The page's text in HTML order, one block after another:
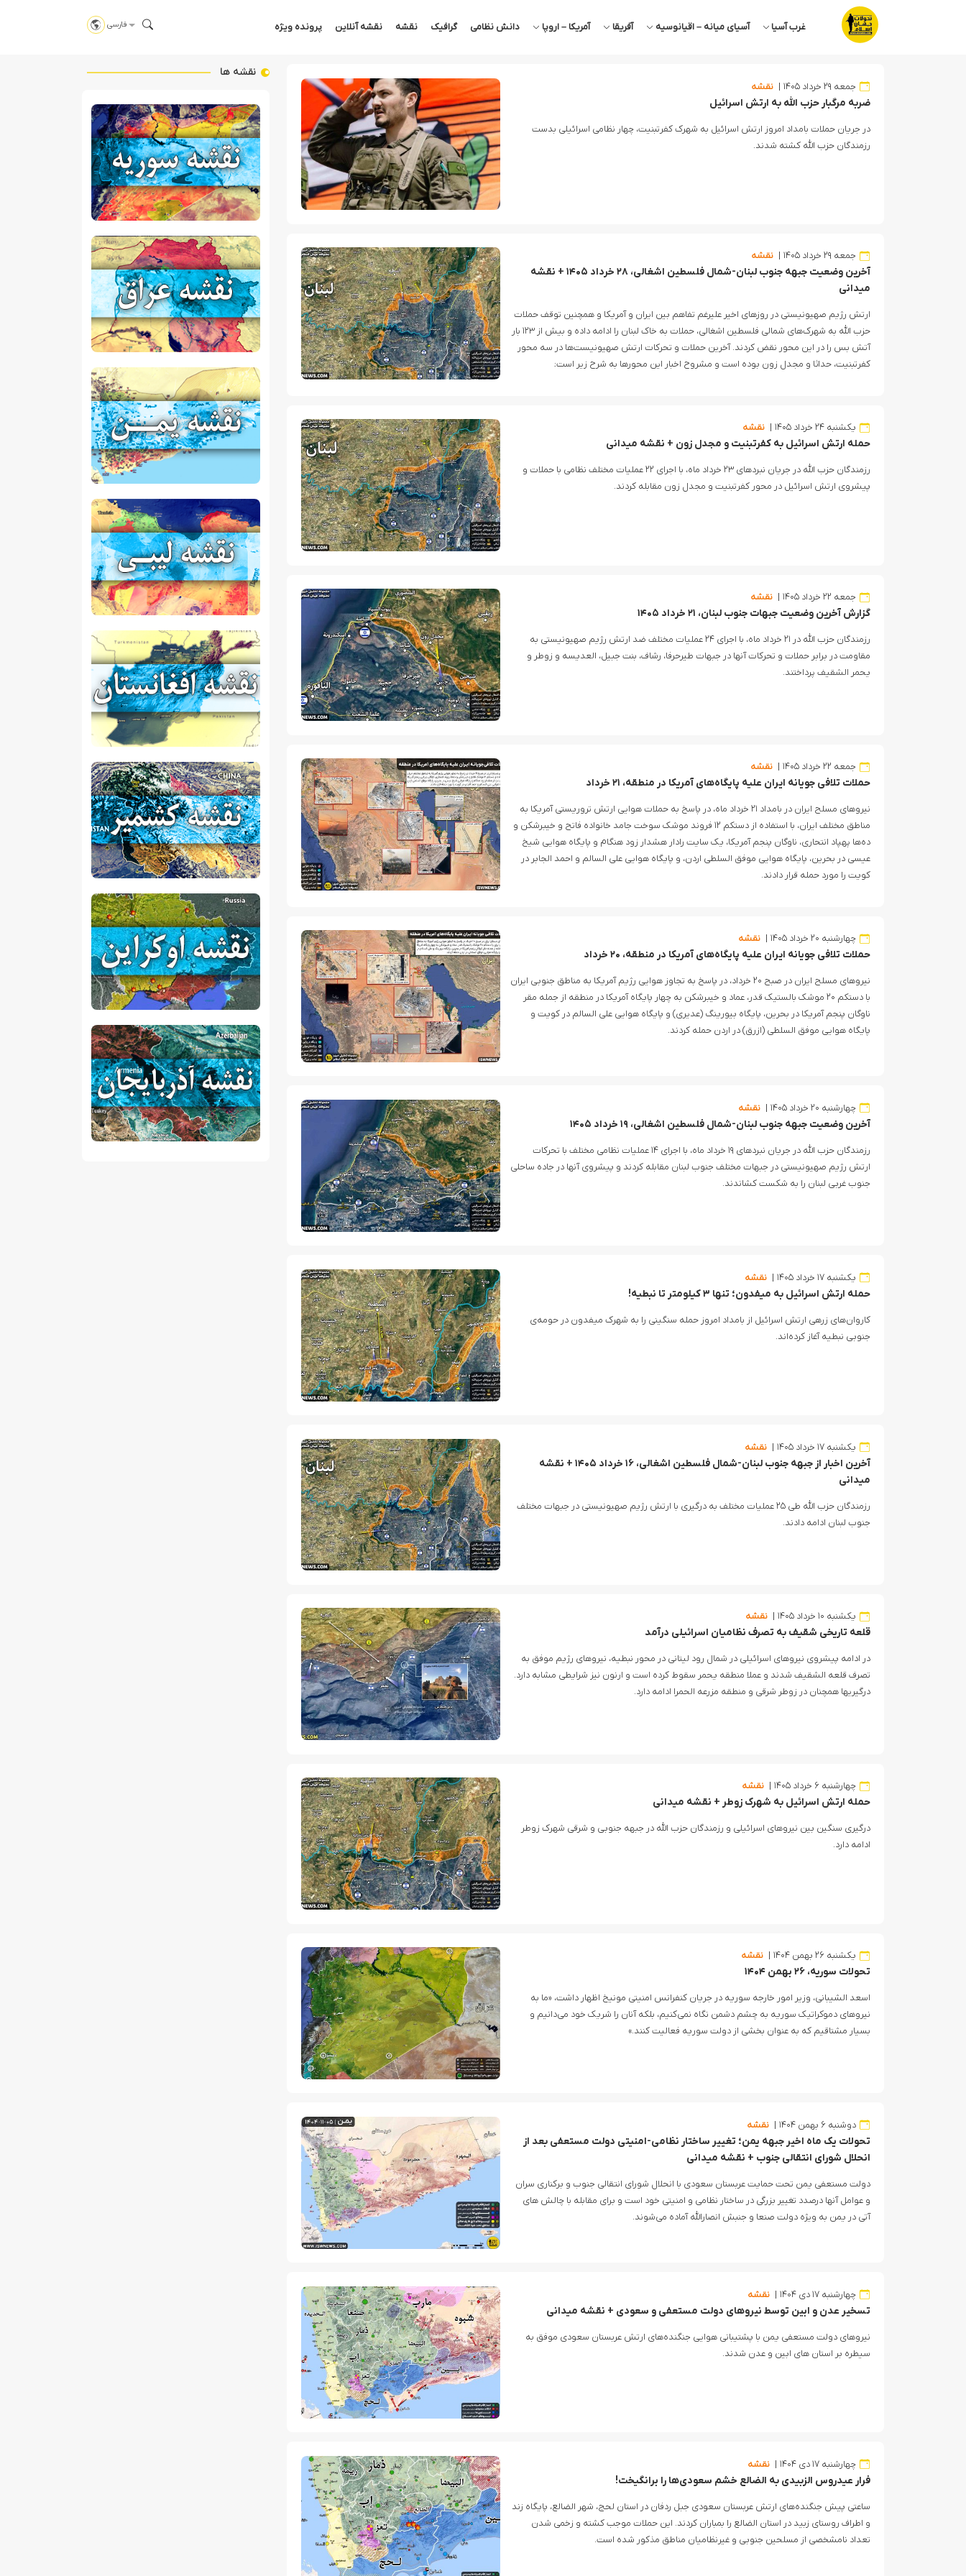
غرب آسیا آسیای میانه – اقیانوسیه آفریقا آمریکا – اروپا دانش نظامی گرافیک نقشه نقشه آنلاین پرونده ویژه فارسی
جمعه ۲۹ خرداد ۱۴۰۵ نقشه
ضربه مرگبار حزب الله به ارتش اسرائیل
در جریان حملات بامداد امروز ارتش اسرائیل به شهرک کفرتبنیت، چهار نظامی اسرائیلی بدست
رزمندگان حزب الله کشته شدند.
جمعه ۲۹ خرداد ۱۴۰۵ نقشه
آخرین وضعیت جبهه جنوب لبنان-شمال فلسطین اشغالی، ۲۸ خرداد ۱۴۰۵ + نقشه
میدانی
ارتش رژیم صهیونیستی در روزهای اخیر علیرغم تفاهم بین ایران و آمریکا و همچنین توقف حملات
حزب الله به شهرک‌های شمالی فلسطین اشغالی، حملات به خاک لبنان را ادامه داده و بیش از ۱۲۳ بار
آتش بس را در این محور نقض کردند‌. آخرین حملات و تحرکات ارتش صهیونیست‌ها در سه محور
کفرتبنیت، حداثا و مجدل زون بوده است و مشروح اخبار این محورها به شرح زیر است:
یکشنبه ۲۴ خرداد ۱۴۰۵ نقشه
حمله ارتش اسرائیل به کفرتبنیت و مجدل زون + نقشه میدانی
رزمندگان حزب الله در جریان نبردهای ۲۳ خرداد ماه، با اجرای ۲۲ عملیات مختلف نظامی با حملات و
پیشروی ارتش اسرائیل در محور کفرتبنیت و مجدل زون مقابله کردند.
جمعه ۲۲ خرداد ۱۴۰۵ نقشه
گزارش آخرین وضعیت جبهات جنوب لبنان، ۲۱ خرداد ۱۴۰۵
رزمندگان حزب الله در ۲۱ خرداد ماه، با اجرای ‌۲۴ عملیات مختلف ضد ارتش رژیم صهیونیستی به
مقاومت در برابر حملات و تحرکات آنها در جبهات طیرحرفا، رشاف، بنت جبیل، العدیسه و زوطر و
یحمر الشقیف پرداختند.
جمعه ۲۲ خرداد ۱۴۰۵ نقشه
حملات تلافی جویانه ایران علیه پایگاه‌های آمریکا در منطقه، ۲۱ خرداد
نیروهای مسلح ایران در بامداد ۲۱ خرداد ماه، در پاسخ به حملات هوایی ارتش تروریستی آمریکا به
مناطق مختلف ایران، با استفاده از دستکم ۱۲ فروند موشک‌ سوخت جامد خانواده فاتح و خیبرشکن و
ده‌ها پهپاد انتحاری، ناوگان پنجم آمریکا، یک سایت رادار هشدار زود هنگام و پایگاه هوایی شیخ
عیسی در بحرین، پایگاه هوایی موفق السلطی اردن، و پایگاه هوایی علی السالم و احمد الجابر در
کویت را مورد حمله قرار دادند.
چهارشنبه ۲۰ خرداد ۱۴۰۵ نقشه
حملات تلافی جویانه ایران علیه پایگاه‌های آمریکا در منطقه، ۲۰ خرداد
نیروهای مسلح ایران در صبح ۲۰ خرداد، در پاسخ به تجاوز هوایی رژیم آمریکا به مناطق جنوبی ایران
با دستکم ۲۰ موشک بالستیک قدر، عماد و خیبرشکن به چهار پایگاه آمریکا در منطقه از جمله مقر
ناوگان پنجم آمریکا در بحرین، پایگاه بیورینگ (عدیری) و پایگاه هوایی علی السالم در کویت و
پایگاه هوایی موفق السلطی (ازرق) در اردن حمله کردند.
چهارشنبه ۲۰ خرداد ۱۴۰۵ نقشه
آخرین وضعیت جبهه جنوب لبنان-شمال فلسطین اشغالی، ۱۹ خرداد ۱۴۰۵
رزمندگان حزب الله در جریان نبردهای ۱۹ خرداد ماه، با اجرای ۱۴ عملیات نظامی مختلف با تحرکات
ارتش رژیم صهیونیستی در جبهات مختلف جنوب لبنان مقابله کردند و پیشروی آنها در جاده ساحلی
جنوب غربی لبنان را به شکست کشاندند‌.
یکشنبه ۱۷ خرداد ۱۴۰۵ نقشه
حمله ارتش اسرائیل به میفدون؛ تنها ۳ کیلومتر تا نبطیه!
کاروان‌های زرهی ارتش اسرائیل از بامداد امروز حمله سنگینی را به شهرک میفدون در حومه‌ی
جنوبی نبطیه آغاز کرده‌اند.
یکشنبه ۱۷ خرداد ۱۴۰۵ نقشه
آخرین اخبار از جبهه جنوب لبنان-شمال فلسطین اشغالی، ۱۶ خرداد ۱۴۰۵ + نقشه
میدانی
رزمندگان حزب الله طی ۲۵ عملیات مختلف به درگیری با ارتش رژیم صهیونیستی در جبهات مختلف
جنوب لبنان ادامه دادند.
یکشنبه ۱۰ خرداد ۱۴۰۵ نقشه
قلعه تاریخی شقیف به تصرف نظامیان اسرائیلی درآمد
در ادامه پیشروی نیروهای اسرائیلی در شمال رود لیتانی در محور نبطیه، نیروهای رژیم موفق به
تصرف قلعه الشقیف شدند و عملا منطقه یحمر سقوط کرده است و ارنون نیز شرایطی مشابه دارد.
درگیریها همچنان در زوطر شرقی و منطقه مزرعه الحمرا ادامه دارد.
چهارشنبه ۶ خرداد ۱۴۰۵ نقشه
حمله ارتش اسرائیل به شهرک زوطر + نقشه میدانی
درگیری سنگین بین نیروهای اسرائیلی و رزمندگان حزب الله در جبهه جنوبی و شرقی شهرک زوطر
ادامه دارد.
یکشنبه ۲۶ بهمن ۱۴۰۴ نقشه
تحولات سوریه، ۲۶ بهمن ۱۴۰۴
اسعد الشیبانی، وزیر امور خارجه سوریه در جریان کنفرانس امنیتی مونیخ اظهار داشت، «ما به
نیروهای دموکراتیک سوریه به چشم دشمن نگاه نمی‌کنیم، بلکه آنان را شریک خود می‌دانیم و
بسیار مشتاقیم که به عنوان بخشی از دولت سوریه فعالیت کنند.»
دوشنبه ۶ بهمن ۱۴۰۴ نقشه
تحولات یک ماه اخیر جبهه یمن؛ تغییر ساختار نظامی-امنیتی دولت مستعفی بعد از
انحلال شورای انتقالی جنوب + نقشه میدانی
دولت مستعفی یمن تحت حمایت عربستان سعودی با انحلال شورای انتقالی جنوب و برکناری سران
و عوامل آنها درصدد تغییر بزرگی در ساختار نظامی و امنیتی خود است و برای مقابله با چالش های
آتی در یمن به ویژه دولت صنعا و‌ جنبش انصارالله آماده می‌شوند.
چهارشنبه ۱۷ دی ۱۴۰۴ نقشه
تسخیر عدن و ابین توسط نیروهای دولت مستعفی و سعودی + نقشه میدانی
نیروهای دولت مستعفی یمن با پشتیبانی هوایی جنگنده‌های ارتش عربستان سعودی موفق به
سیطره بر استان های ابین و عدن شدند‌.
چهارشنبه ۱۷ دی ۱۴۰۴ نقشه
فرار عیدروس الزبیدی به الضالع خشم سعودی‌ها را برانگیخت!
ساعتی پیش جنگنده‌های ارتش عربستان سعودی جبل ردفان در استان لحج، شهر الضالع، پایگاه زند
و اطراف روستای زبید در استان الضالع را بمباران کردند. این حملات موجب کشته و زخمی شدن
تعداد نامشخصی از مسلحین جنوبی و غیرنظامیان مناطق مذکور شده است.
نقشه ها